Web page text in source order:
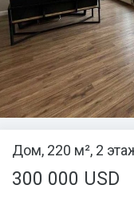
Дом, 220 м², 2
300 000 USD